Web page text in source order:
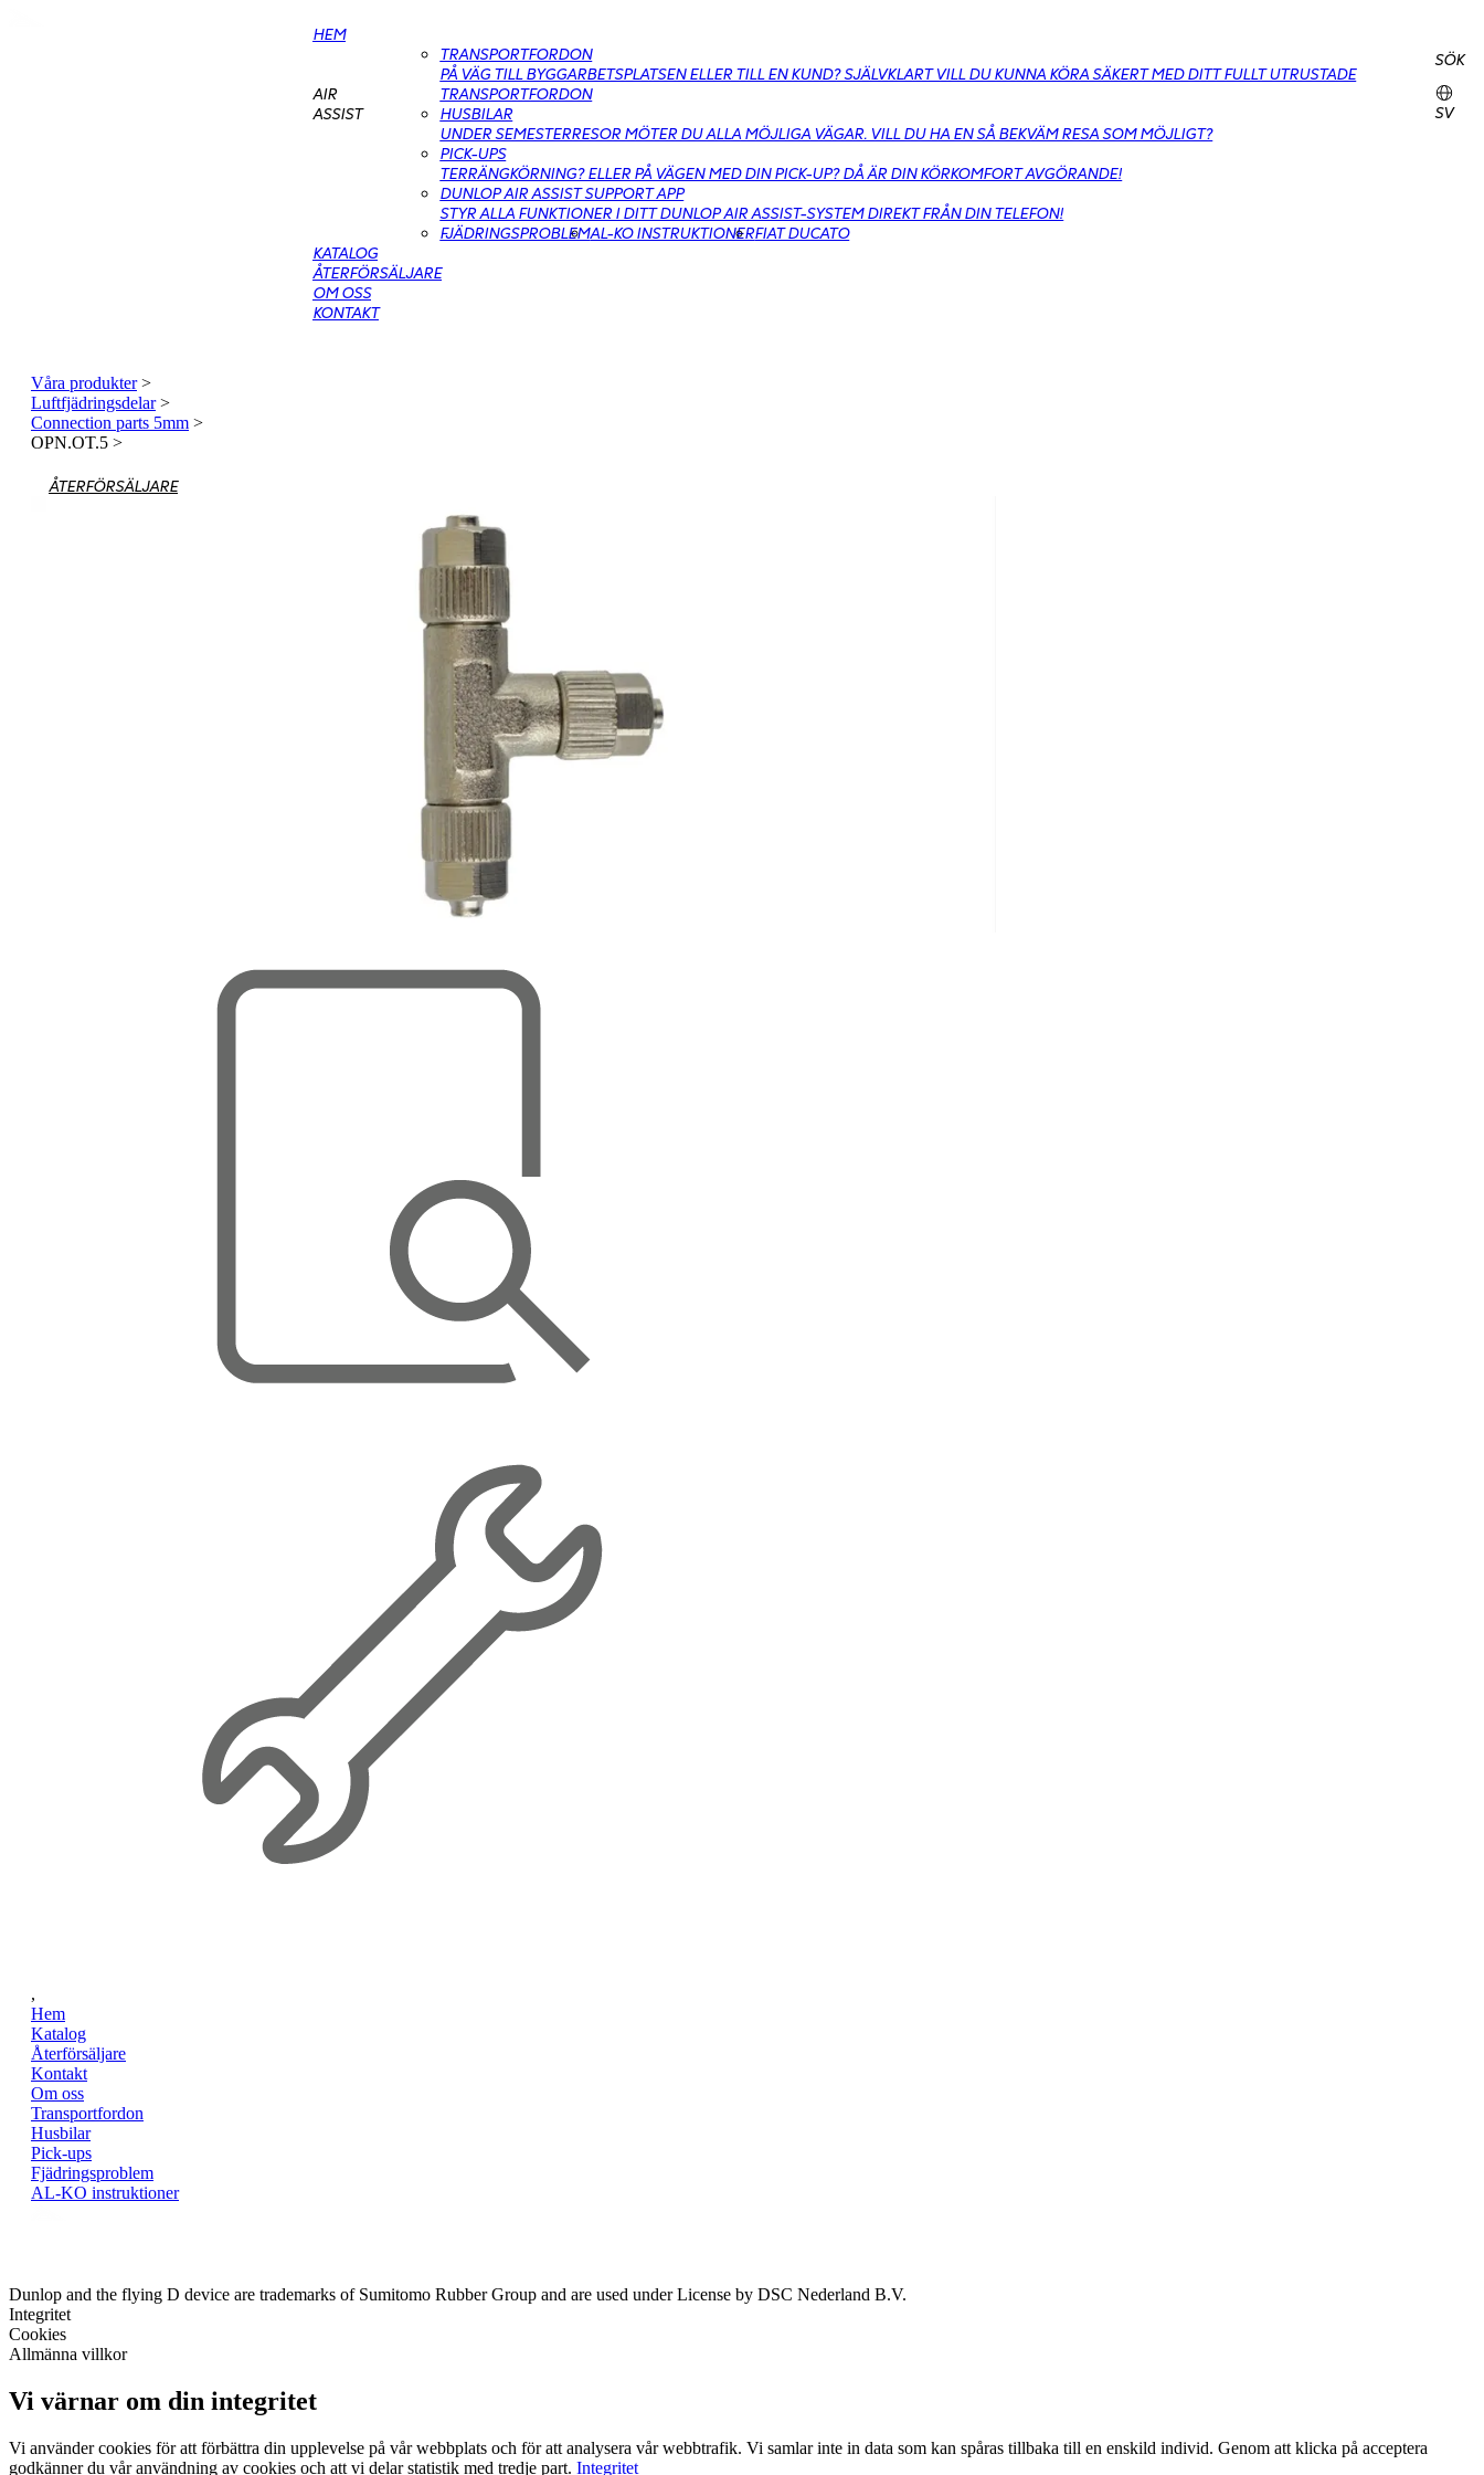
HEM
AIR
ASSIST
TRANSPORTFORDON
PÅ VÄG TILL BYGGARBETSPLATSEN ELLER TILL EN KUND? SJÄLVKLART VILL DU KUNNA KÖRA SÄKERT MED DITT FULLT UTRUSTADE
TRANSPORTFORDON
HUSBILAR
UNDER SEMESTERRESOR MÖTER DU ALLA MÖJLIGA VÄGAR. VILL DU HA EN SÅ BEKVÄM RESA SOM MÖJLIGT?
PICK-UPS
TERRÄNGKÖRNING? ELLER PÅ VÄGEN MED DIN PICK-UP? DÅ ÄR DIN KÖRKOMFORT AVGÖRANDE!
DUNLOP AIR ASSIST SUPPORT APP
STYR ALLA FUNKTIONER I DITT DUNLOP AIR ASSIST-SYSTEM DIREKT FRÅN DIN TELEFON!
FJÄDRINGSPROBLEMAL-KO INSTRUKTIONERFIAT DUCATO
KATALOG
ÅTERFÖRSÄLJARE
OM OSS
KONTAKT
SÖK
SV
Våra produkter>
Luftfjädringsdelar>
Connection parts 5mm >
OPN.OT.5 >
ÅTERFÖRSÄLJARE
,
Hem
Katalog
Återförsäljare
Kontakt
Om oss
Transportfordon
Husbilar
Pick-ups
Fjädringsproblem
AL-KO instruktioner
Dunlop and the flying D device are trademarks of Sumitomo Rubber Group and are used under License by DSC Nederland B.V.
Integritet
Cookies
Allmänna villkor
Vi värnar om din integritet
Vi använder cookies för att förbättra din upplevelse på vår webbplats och för att analysera vår webbtrafik. Vi samlar inte in data som kan spåras tillbaka till en enskild individ. Genom att klicka på acceptera
godkänner du vår användning av cookies och att vi delar statistik med tredje part. Integritet